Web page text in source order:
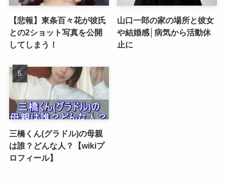
【悲報】東条百々花が彼氏
との2ショット写真を公開
してしまう！
山口一郎の家の場所と彼女
や結婚感│病気から活動休
止に
三橋くん(グラドル)の母親
は誰？どんな人？【wikiプ
ロフィール】